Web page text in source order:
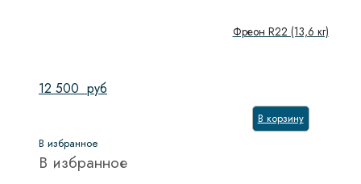
Фреон R22 (13,6 кг)
12 500 руб
В корзину
В избранное
В избранное